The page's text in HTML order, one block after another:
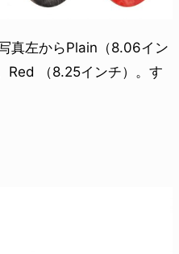
真左からPlain（8.06イン
Red （8.25インチ）。す